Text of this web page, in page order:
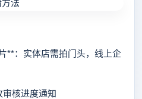
：实体店需拍门头，线上企
核进度通知